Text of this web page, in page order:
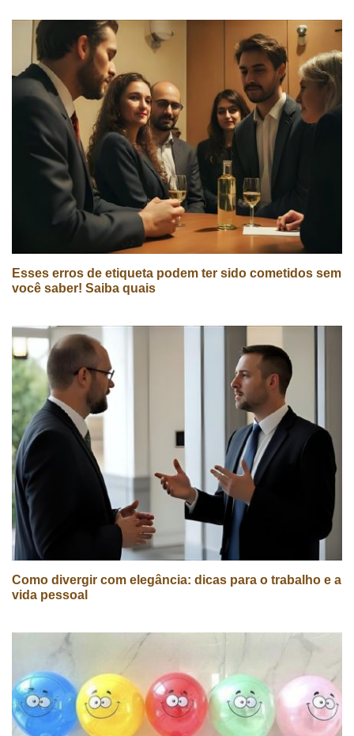
Esses erros de etiqueta podem ter sido cometidos sem
você saber! Saiba quais
Como divergir com elegância: dicas para o trabalho e a
vida pessoal